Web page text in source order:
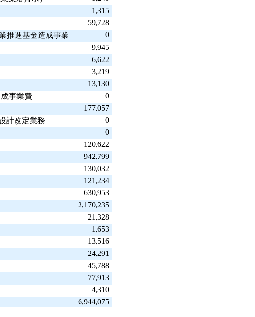
1,315
59,728
推進基金造成事業
0
9,945
6,622
3,219
13,130
事業費
0
177,057
計改定業務
0
0
120,622
942,799
130,032
121,234
630,953
2,170,235
21,328
1,653
13,516
24,291
45,788
77,913
4,310
6,944,075